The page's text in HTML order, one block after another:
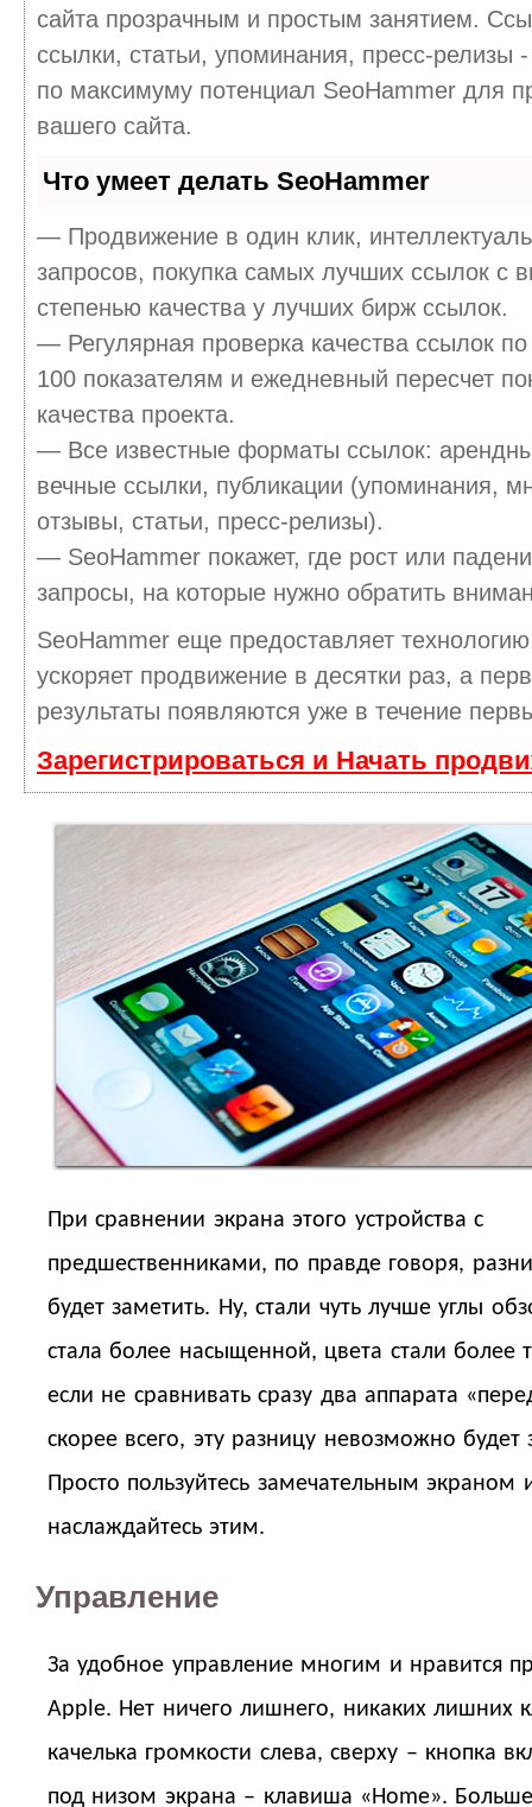
сайта прозрачным и простым занятием.
ссылки, статьи, упоминания, пресс-релизы -
по максимуму потенциал SeoHammer для
вашего сайта.
Что умеет делать SeoHammer
— Продвижение в один клик,
запросов, покупка самых лучших ссылок с
степенью качества у лучших бирж ссылок.
— Регулярная проверка качества ссылок
100 показателям и ежедневный пересчет
качества проекта.
— Все известные форматы ссылок:
вечные ссылки, публикации (упоминания,
отзывы, статьи, пресс-релизы).
— SeoHammer покажет, где рост или
запросы, на которые нужно обратить
SeoHammer еще предоставляет
ускоряет продвижение в десятки раз, а
результаты появляются уже в течение
Зарегистрироваться и Начать
При сравнении экрана этого устройства с
предшественниками, по правде говоря,
будет заметить. Ну, стали чуть лучше углы
стала более насыщенной, цвета стали более
если не сравнивать сразу два аппарата
скорее всего, эту разницу невозможно будет
Просто пользуйтесь замечательным экраном
наслаждайтесь этим.
Управление
За удобное управление многим и нравится
Apple. Нет ничего лишнего, никаких лишних
качелька громкости слева, сверху – кнопка
под низом экрана – клавиша «Home».